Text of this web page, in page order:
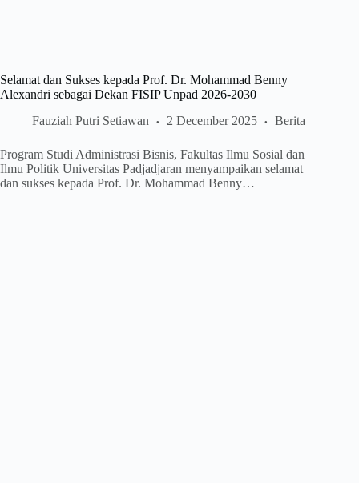
Selamat dan Sukses kepada Prof. Dr. Mohammad Benny
Alexandri sebagai Dekan FISIP Unpad 2026-2030
Fauziah Putri Setiawan
2 December 2025 Berita
Program Studi Administrasi Bisnis, Fakultas Ilmu Sosial dan
Ilmu Politik Universitas Padjadjaran menyampaikan selamat
dan sukses kepada Prof. Dr. Mohammad Benny…